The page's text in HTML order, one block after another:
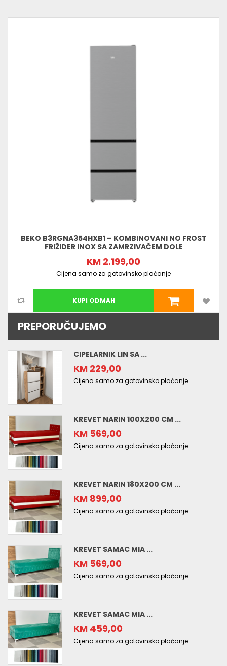
BEKO B3RGNA354HXB1 – KOMBINOVANI NO FROST
FRIŽIDER INOX SA ZAMRZIVAČEM DOLE
KM 2.199,00
Cijena samo za gotovinsko plaćanje
KUPI ODMAH
PREPORUČUJEMO
CIPELARNIK LIN SA ...
KM 229,00
Cijena samo za gotovinsko plaćanje
KREVET NARIN 100X200 CM ...
KM 569,00
Cijena samo za gotovinsko plaćanje
KREVET NARIN 180X200 CM ...
KM 899,00
Cijena samo za gotovinsko plaćanje
KREVET SAMAC MIA ...
KM 569,00
Cijena samo za gotovinsko plaćanje
KREVET SAMAC MIA ...
KM 459,00
Cijena samo za gotovinsko plaćanje